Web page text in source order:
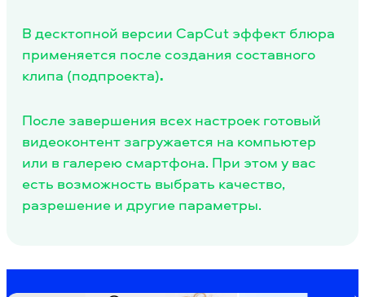
В десктопной версии CapCut эффект блюра
применяется после создания составного
клипа (подпроекта).
После завершения всех настроек готовый
видеоконтент загружается на компьютер
или в галерею смартфона. При этом у вас
есть возможность выбрать качество,
разрешение и другие параметры.